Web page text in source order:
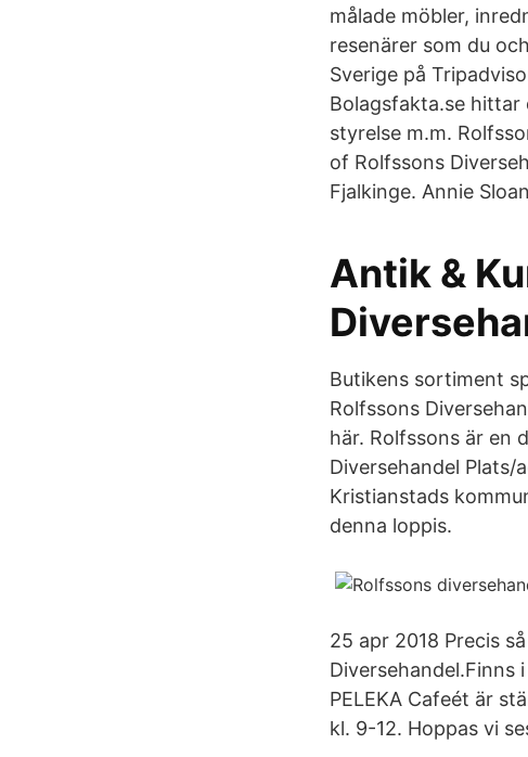
målade möbler,
resenärer som du
Sverige på
Bolagsfakta.se
styrelse m.m.
of Rolfssons
Fjalkinge. Annie
Antik &
Butikens sortiment
Rolfssons
här. Rolfssons är en
Diversehandel Plats/
Kristianstads
denna loppis.
25 apr 2018 Precis
Diversehandel.Finns
PELEKA Cafeét är
kl. 9-12. Hoppas vi